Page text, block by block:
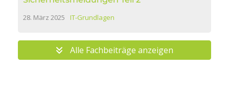
28. März 2025 IT-Grundlagen
Alle Fachbeiträge anzeigen